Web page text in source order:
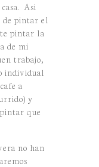
Asi
de pintar el
pintar la
de mi
trabajo,
individual
a
y
que
no han